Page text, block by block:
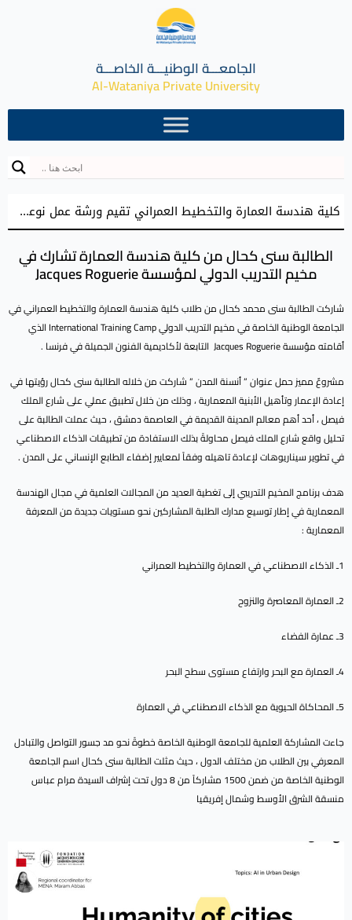
الجامعـــة الوطنيـــة الخاصـــة
Al-Wataniya Private University
كلية هندسة العمارة والتخطيط العمراني تقيم ورشة عمل نوعية نحو إعداد مشاريع تخرج معمارية مميزة
الطالبة سنى كحال من كلية هندسة العمارة تشارك في
مخيم التدريب الدولي لمؤسسة Jacques Roguerie
شاركت الطالبة سنى محمد كحال من طلاب كلية هندسة العمارة والتخطيط العمراني في
الجامعة الوطنية الخاصة في مخيم التدريب الدولي International Training Camp الذي
أقامته مؤسسة Jacques Roguerie التابعة لأكاديمية الفنون الجميلة في فرنسا .
مشروعٌ مميز حمل عنوان ” أنسنة المدن ” شاركت من خلاله الطالبة سنى كحال رؤيتها في
إعادة الإعمار وتأهيل الأبنية المعمارية ، وذلك من خلال تطبيق عملي على شارع الملك
فيصل ، أحد أهم معالم المدينة القديمة في العاصمة دمشق ، حيث عملت الطالبة على
تحليل واقع شارع الملك فيصل محاولةً بذلك الاستفادة من تطبيقات الذكاء الاصطناعي
في تطوير سيناريوهات لإعادة تاهيله وفقاً لمعايير إضفاء الطابع الإنساني على المدن .
هدف برنامج المخيم التدريبي إلى تغطية العديد من المجالات العلمية في مجال الهندسة
المعمارية في إطار توسيع مدارك الطلبة المشاركين نحو مستويات جديدة من المعرفة
المعمارية :
1ـ الذكاء الاصطناعي في العمارة والتخطيط العمراني
2ـ العمارة المعاصرة والنزوح
3ـ عمارة الفضاء
4ـ العمارة مع البحر وارتفاع مستوى سطح البحر
5ـ المحاكاة الحيوية مع الذكاء الاصطناعي في العمارة
جاءت المشاركة العلمية للجامعة الوطنية الخاصة خطوةً نحو مد جسور التواصل والتبادل
المعرفي بين الطلاب من مختلف الدول ، حيث مثلت الطالبة سنى كحال اسم الجامعة
الوطنية الخاصة من ضمن 1500 مشاركاً من 8 دول تحت إشراف السيدة مرام عباس
منسقة الشرق الأوسط وشمال إفريقيا